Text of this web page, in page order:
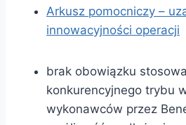
Arkusz pomocniczy –
innowacyjności operacji
brak obowiązku
konkurencyjnego trybu
wykonawców przez